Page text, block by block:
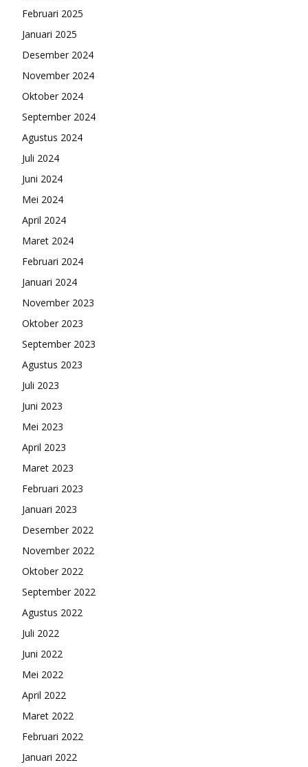
Februari 2025
Januari 2025
Desember 2024
November 2024
Oktober 2024
September 2024
Agustus 2024
Juli 2024
Juni 2024
Mei 2024
April 2024
Maret 2024
Februari 2024
Januari 2024
November 2023
Oktober 2023
September 2023
Agustus 2023
Juli 2023
Juni 2023
Mei 2023
April 2023
Maret 2023
Februari 2023
Januari 2023
Desember 2022
November 2022
Oktober 2022
September 2022
Agustus 2022
Juli 2022
Juni 2022
Mei 2022
April 2022
Maret 2022
Februari 2022
Januari 2022